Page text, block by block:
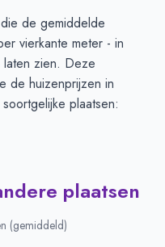
de gemiddelde
vierkante meter - in
laten zien. Deze
de huizenprijzen in
plaatsen:
plaatsen
(gemiddeld)